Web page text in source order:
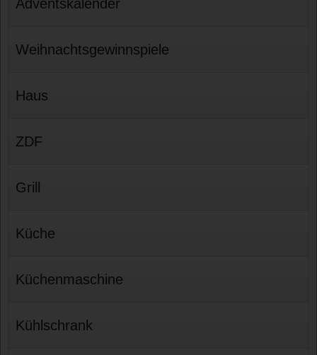
Adventskalender
Weihnachtsgewinnspiele
Haus
ZDF
Grill
Küche
Küchenmaschine
Kühlschrank